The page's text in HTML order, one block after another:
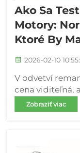
Ako Sa
Motory:
Ktoré By
2026-02-10
V odvetví
cena viditeľná,
spoľahlivosť.
spoločnosti,
Zobraziť viac